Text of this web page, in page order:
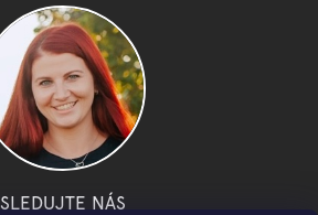
SLEDUJTE NÁS